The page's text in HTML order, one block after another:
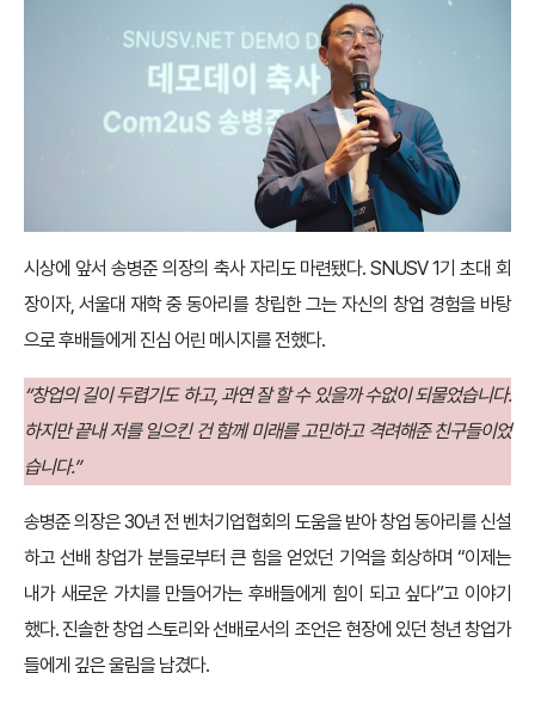
시상에 앞서 송병준 의장의 축사 자리도 마련됐다. SNUSV 1기 초대 회
장이자, 서울대 재학 중 동아리를 창립한 그는 자신의 창업 경험을 바탕
으로 후배들에게 진심 어린 메시지를 전했다.
“창업의 길이 두렵기도 하고, 과연 잘 할 수 있을까 수없이 되물었습니다.
하지만 끝내 저를 일으킨 건 함께 미래를 고민하고 격려해준 친구들이었
습니다.”
송병준 의장은 30년 전 벤처기업협회의 도움을 받아 창업 동아리를 신설
하고 선배 창업가 분들로부터 큰 힘을 얻었던 기억을 회상하며 “이제는
내가 새로운 가치를 만들어가는 후배들에게 힘이 되고 싶다”고 이야기
했다. 진솔한 창업 스토리와 선배로서의 조언은 현장에 있던 청년 창업가
들에게 깊은 울림을 남겼다.